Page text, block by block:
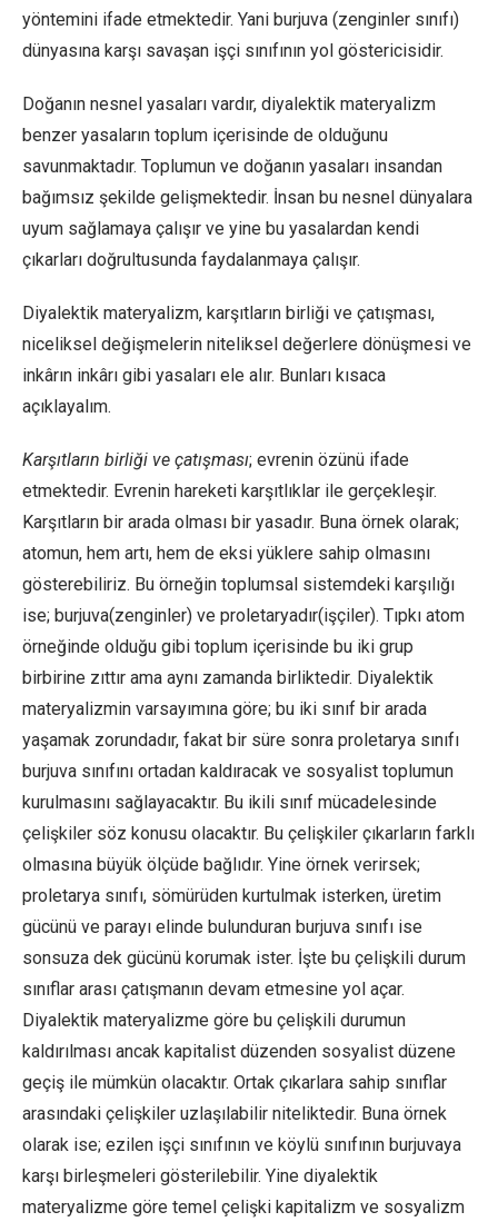
yöntemini ifade etmektedir. Yani burjuva (zenginler sınıfı)
dünyasına karşı savaşan işçi sınıfının yol göstericisidir.
Doğanın nesnel yasaları vardır, diyalektik materyalizm
benzer yasaların toplum içerisinde de olduğunu
savunmaktadır. Toplumun ve doğanın yasaları insandan
bağımsız şekilde gelişmektedir. İnsan bu nesnel dünyalara
uyum sağlamaya çalışır ve yine bu yasalardan kendi
çıkarları doğrultusunda faydalanmaya çalışır.
Diyalektik materyalizm, karşıtların birliği ve çatışması,
niceliksel değişmelerin niteliksel değerlere dönüşmesi ve
inkârın inkârı gibi yasaları ele alır. Bunları kısaca
açıklayalım.
Karşıtların birliği ve çatışması; evrenin özünü ifade
etmektedir. Evrenin hareketi karşıtlıklar ile gerçekleşir.
Karşıtların bir arada olması bir yasadır. Buna örnek olarak;
atomun, hem artı, hem de eksi yüklere sahip olmasını
gösterebiliriz. Bu örneğin toplumsal sistemdeki karşılığı
ise; burjuva(zenginler) ve proletaryadır(işçiler). Tıpkı atom
örneğinde olduğu gibi toplum içerisinde bu iki grup
birbirine zıttır ama aynı zamanda birliktedir. Diyalektik
materyalizmin varsayımına göre; bu iki sınıf bir arada
yaşamak zorundadır, fakat bir süre sonra proletarya sınıfı
burjuva sınıfını ortadan kaldıracak ve sosyalist toplumun
kurulmasını sağlayacaktır. Bu ikili sınıf mücadelesinde
çelişkiler söz konusu olacaktır. Bu çelişkiler çıkarların farklı
olmasına büyük ölçüde bağlıdır. Yine örnek verirsek;
proletarya sınıfı, sömürüden kurtulmak isterken, üretim
gücünü ve parayı elinde bulunduran burjuva sınıfı ise
sonsuza dek gücünü korumak ister. İşte bu çelişkili durum
sınıflar arası çatışmanın devam etmesine yol açar.
Diyalektik materyalizme göre bu çelişkili durumun
kaldırılması ancak kapitalist düzenden sosyalist düzene
geçiş ile mümkün olacaktır. Ortak çıkarlara sahip sınıflar
arasındaki çelişkiler uzlaşılabilir niteliktedir. Buna örnek
olarak ise; ezilen işçi sınıfının ve köylü sınıfının burjuvaya
karşı birleşmeleri gösterilebilir. Yine diyalektik
materyalizme göre temel çelişki kapitalizm ve sosyalizm